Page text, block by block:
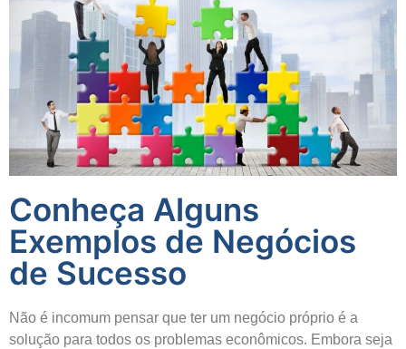
Conheça Alguns
Exemplos de Negócios
de Sucesso
Não é incomum pensar que ter um negócio próprio é a
solução para todos os problemas econômicos. Embora seja